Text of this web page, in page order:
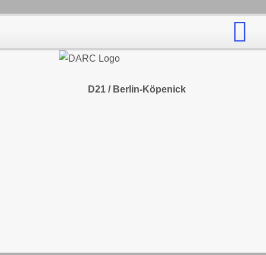
D21 / Berlin-Köpenick